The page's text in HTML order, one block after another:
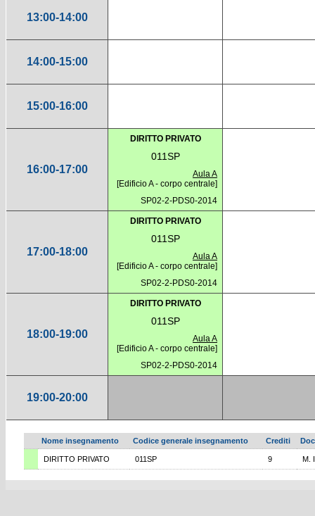
13:00-14:00
14:00-15:00
15:00-16:00
16:00-17:00
DIRITTO PRIVATO
011SP
Aula A
[Edificio A - corpo centrale]
SP02-2-PDS0-2014
17:00-18:00
DIRITTO PRIVATO
011SP
Aula A
[Edificio A - corpo centrale]
SP02-2-PDS0-2014
18:00-19:00
DIRITTO PRIVATO
011SP
Aula A
[Edificio A - corpo centrale]
SP02-2-PDS0-2014
19:00-20:00
Nome insegnamento Codice generale insegnamento Crediti
DIRITTO PRIVATO 011SP 9 M.